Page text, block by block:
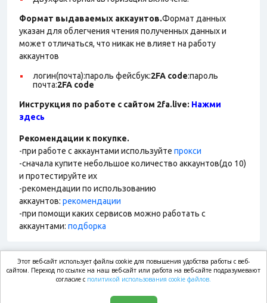
Формат выдаваемых аккаунтов.Формат данных
указан для облегчения чтения полученных данных и
может отличаться, что никак не влияет на работу
аккаунтов
логин(почта):пароль фейсбук:2FA code:пароль
почта:2FA code
Инструкция по работе с сайтом 2fa.live: Нажми
здесь
Рекомендации к покупке.
-при работе с аккаунтами используйте прокси
-сначала купите небольшое количество аккаунтов(до 10)
и протестируйте их
-рекомендации по использованию
аккаунтов: рекомендации
-при помощи каких сервисов можно работать с
аккаунтами: подборка
market.com
Этот веб-сайт использует файлы cookie для повышения удобства работы с веб-
сайтом. Переход по ссылке на наш веб-сайт или работа на веб-сайте подразумевают
согласие с политикой использования cookie файлов.